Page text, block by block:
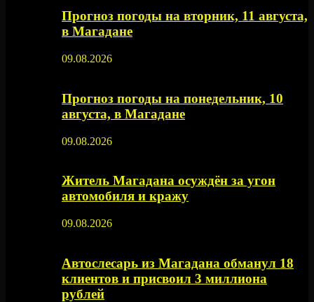
Прогноз погоды на вторник, 11 августа,
в Магадане
09.08.2026
Прогноз погоды на понедельник, 10
августа, в Магадане
09.08.2026
Житель Магадана осуждён за угон
автомобиля и кражу
09.08.2026
Автослесарь из Магадана обманул 18
клиентов и присвоил 3 миллиона
рублей